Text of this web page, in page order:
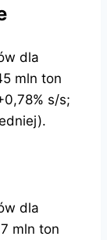
dla
mln ton
s/s;
dla
mln ton